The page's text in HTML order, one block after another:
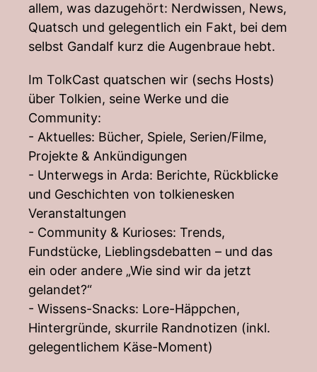
allem, was dazugehört: Nerdwissen, News,
Quatsch und gelegentlich ein Fakt, bei dem
selbst Gandalf kurz die Augenbraue hebt.
Im TolkCast quatschen wir (sechs Hosts)
über Tolkien, seine Werke und die
Community:
- Aktuelles: Bücher, Spiele, Serien/Filme,
Projekte & Ankündigungen
- Unterwegs in Arda: Berichte, Rückblicke
und Geschichten von tolkienesken
Veranstaltungen
- Community & Kurioses: Trends,
Fundstücke, Lieblingsdebatten – und das
ein oder andere „Wie sind wir da jetzt
gelandet?“
- Wissens-Snacks: Lore-Häppchen,
Hintergründe, skurrile Randnotizen (inkl.
gelegentlichem Käse-Moment)